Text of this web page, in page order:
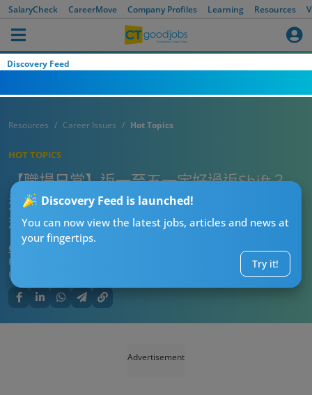
SalaryCheck CareerMove Company Profiles Learning Resources
Discovery Feed
Discovery Feed is launched!
You can now view the latest jobs, articles and news at
your fingertips.
Try it!
Resources Career Issues Hot Topics
HOT TOPICS
【職場日常】返一至五一定好過返Shift？
過來人列8大Office工罪狀 大呻：只係另一
種地獄！
CT熱話管理員
Published:
Updated:
Advertisement